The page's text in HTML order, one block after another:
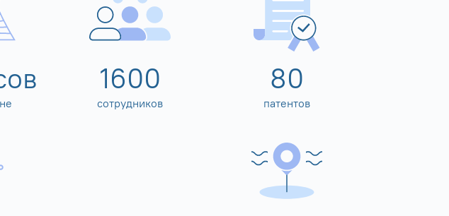
1600
сотрудников
80
патентов